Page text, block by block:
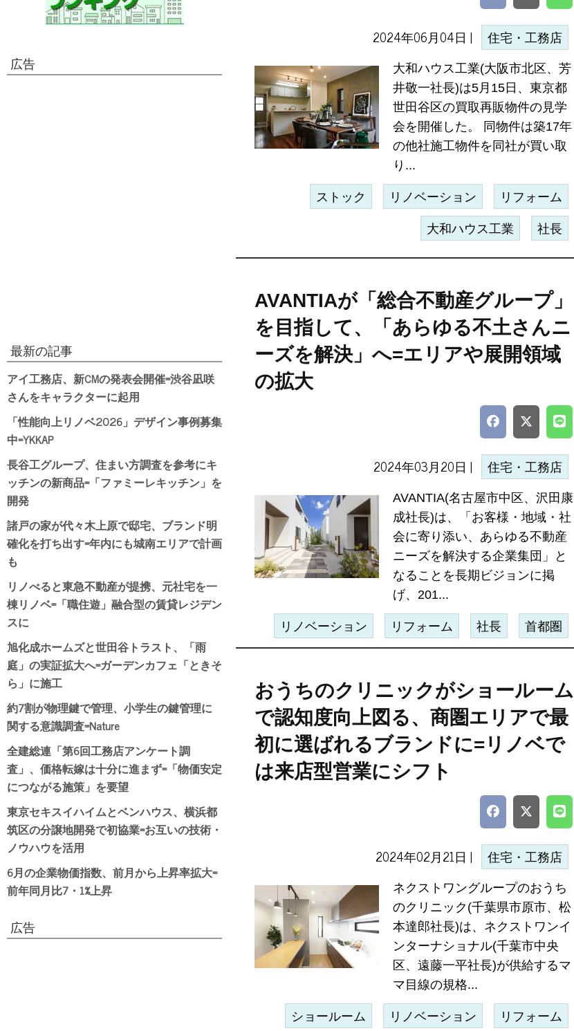
2024年06月04日 | 住宅・工務店
大和ハウス工業(大阪市北区、芳
井敬一社長)は5月15日、東京都
世田谷区の買取再販物件の見学
会を開催した。 同物件は築17年
の他社施工物件を同社が買い取
り...
ストック リノベーション リフォーム
大和ハウス工業 社長
AVANTIAが「総合不動産グループ」
を目指して、「あらゆる不土さんニ
ーズを解決」へ=エリアや展開領域
の拡大
2024年03月20日 | 住宅・工務店
AVANTIA(名古屋市中区、沢田康
成社長)は、「お客様・地域・社
会に寄り添い、あらゆる不動産
ニーズを解決する企業集団」と
なることを長期ビジョンに掲
げ、201...
リノベーション リフォーム 社長 首都圏
おうちのクリニックがショールーム
で認知度向上図る、商圏エリアで最
初に選ばれるブランドに=リノベで
は来店型営業にシフト
2024年02月21日 | 住宅・工務店
ネクストワングループのおうち
のクリニック(千葉県市原市、松
本達郎社長)は、ネクストワンイ
ンターナショナル(千葉市中央
区、遠藤一平社長)が供給するマ
マ目線の規格...
ショールーム リノベーション リフォーム
広告
最新の記事
アイ工務店、新CMの発表会開催=渋谷凪咲
さんをキャラクターに起用
「性能向上リノベ2026」デザイン事例募集
中=YKKAP
長谷工グループ、住まい方調査を参考にキ
ッチンの新商品=「ファミーレキッチン」を
開発
諸戸の家が代々木上原で邸宅、ブランド明
確化を打ち出す=年内にも城南エリアで計画
も
リノべると東急不動産が提携、元社宅を一
棟リノベ=「職住遊」融合型の賃貸レジデン
スに
旭化成ホームズと世田谷トラスト、「雨
庭」の実証拡大へ=ガーデンカフェ「ときそ
ら」に施工
約7割が物理鍵で管理、小学生の鍵管理に
関する意識調査=Nature
全建総連「第6回工務店アンケート調
査」、価格転嫁は十分に進まず=「物価安定
につながる施策」を要望
東京セキスイハイムとベンハウス、横浜都
筑区の分譲地開発で初協業=お互いの技術・
ノウハウを活用
6月の企業物価指数、前月から上昇率拡大=
前年同月比7・1%上昇
広告